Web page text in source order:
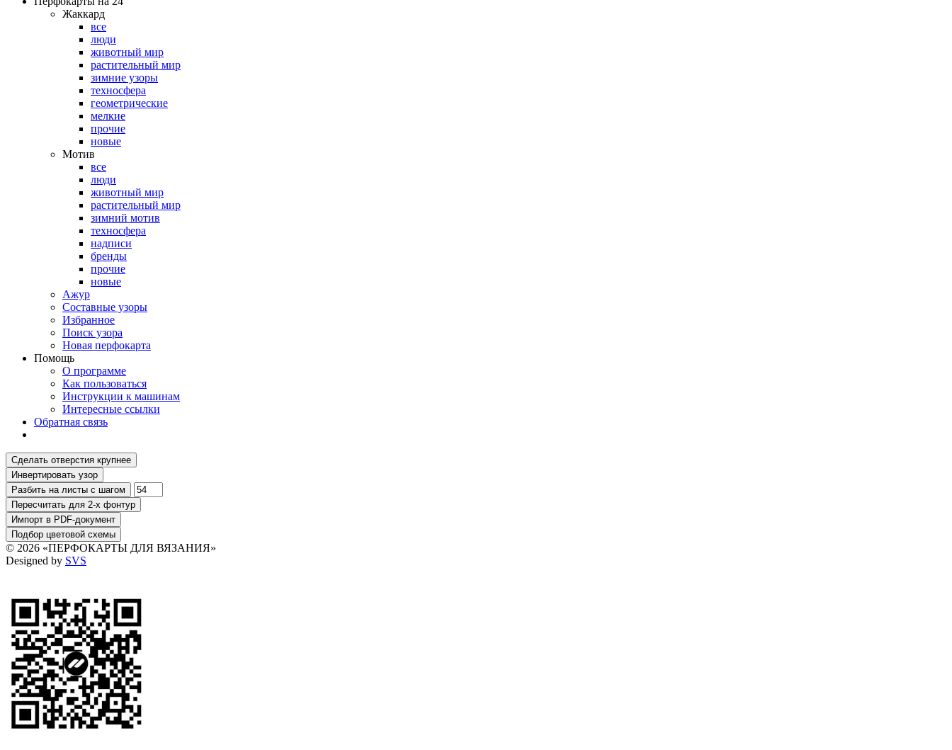
Жаккард
все
люди
животный мир
растительный мир
зимние узоры
техносфера
геометрические
мелкие
прочие
новые
Мотив
все
люди
животный мир
растительный мир
зимний мотив
техносфера
надписи
бренды
прочие
новые
Ажур
Составные узоры
Избранное
Поиск узора
Новая перфокарта
Помощь
О программе
Как пользоваться
Инструкции к машинам
Интересные ссылки
Обратная связь
© 2026 «ПЕРФОКАРТЫ ДЛЯ ВЯЗАНИЯ»
Designed by SVS